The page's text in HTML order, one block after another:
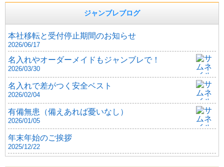
ジャンブレブログ
本社移転と受付停止期間のお知らせ
2026/06/17
名入れやオーダーメイドもジャンブレで！
2026/03/30
名入れで差がつく安全ベスト
2026/02/04
有備無患（備えあれば憂いなし）
2026/01/05
年末年始のご挨拶
2025/12/22